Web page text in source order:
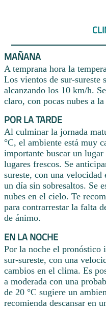
MAÑANA
A temprana hora la
Los vientos de sur-sureste
alcanzando los 10 km/h.
claro, con pocas nubes a
POR LA TARDE
Al culminar la jornada
°C, el ambiente está muy
importante buscar un
lugares frescos. Se
sureste, con una
un día sin sobresaltos. Se
nubes en el cielo. Te
para contrarrestar la falta
de ánimo.
EN LA NOCHE
Por la noche el pronóstico
sur-sureste, con una
cambios en el clima. Es
a moderada con una
de 20 °C sugiere un
recomienda descansar en